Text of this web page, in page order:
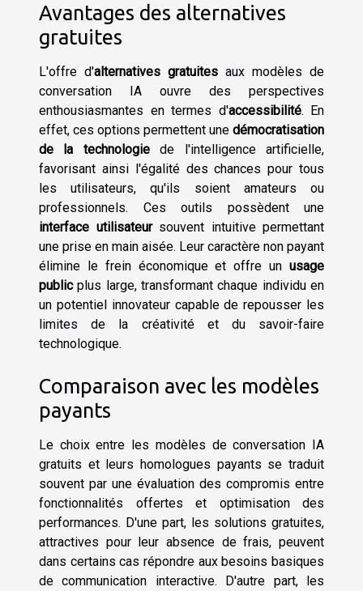
Avantages des alternatives
gratuites
L'offre d'alternatives gratuites aux modèles de
conversation IA ouvre des perspectives
enthousiasmantes en termes d'accessibilité. En
effet, ces options permettent une démocratisation
de la technologiede l'intelligence artificielle,
favorisant ainsi l'égalité des chances pour tous
les utilisateurs, qu'ils soient amateurs ou
professionnels. Ces outils possèdent une
interface utilisateursouvent intuitive permettant
une prise en main aisée. Leur caractère non payant
élimine le frein économique et offre un usage
publicplus large, transformant chaque individu en
un potentiel innovateur capable de repousser les
limites de la créativité et du savoir-faire
technologique.
Comparaison avec les modèles
payants
Le choix entre les modèles de conversation IA
gratuits et leurs homologues payants se traduit
souvent par une évaluation des compromis entre
fonctionnalités offertes et optimisation des
performances. D'une part, les solutions gratuites,
attractives pour leur absence de frais, peuvent
dans certains cas répondre aux besoins basiques
de communication interactive. D'autre part, les